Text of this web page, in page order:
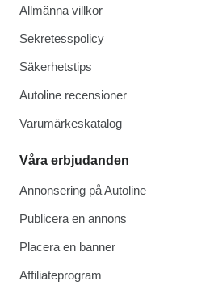
Allmänna villkor
Sekretesspolicy
Säkerhetstips
Autoline recensioner
Varumärkeskatalog
Våra erbjudanden
Annonsering på Autoline
Publicera en annons
Placera en banner
Affiliateprogram